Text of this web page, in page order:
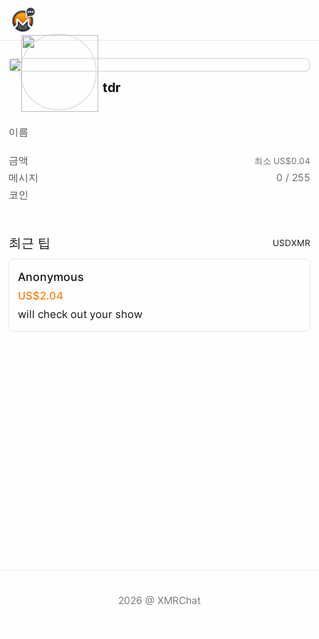
Home Page
tdr
이름
금액 최소 US$0.04
메시지
0 / 255
코인
최근 팁 USDXMR
Anonymous
US$2.04
will check out your show
2026 @ XMRChat